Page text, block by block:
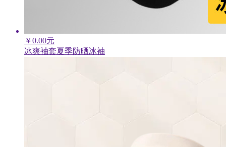
￥0.00元
冰爽袖套夏季防晒冰袖